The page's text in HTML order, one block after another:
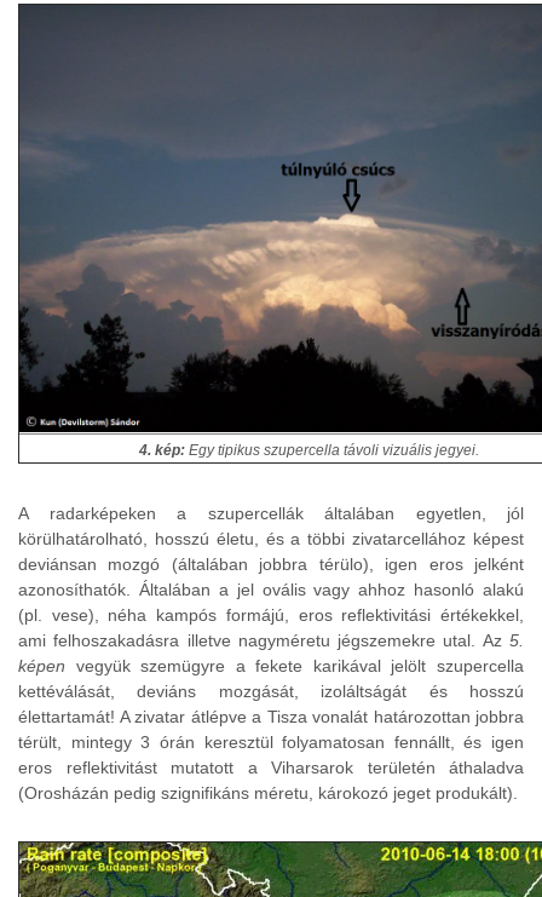
4. kép: Egy tipikus szupercella távoli vizuális jegyei.
A radarképeken a szupercellák általában egyetlen, jól
körülhatárolható, hosszú életu, és a többi zivatarcellához képest
deviánsan mozgó (általában jobbra térülo), igen eros jelként
azonosíthatók. Általában a jel ovális vagy ahhoz hasonló alakú
(pl. vese), néha kampós formájú, eros reflektivitási értékekkel,
ami felhoszakadásra illetve nagyméretu jégszemekre utal. Az 5.
képen vegyük szemügyre a fekete karikával jelölt szupercella
kettéválását, deviáns mozgását, izoláltságát és hosszú
élettartamát! A zivatar átlépve a Tisza vonalát határozottan jobbra
térült, mintegy 3 órán keresztül folyamatosan fennállt, és igen
eros reflektivitást mutatott a Viharsarok területén áthaladva
(Orosházán pedig szignifikáns méretu, károkozó jeget produkált).